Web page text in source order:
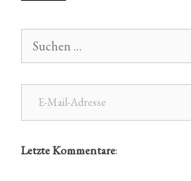
nach:
E-Mail-Adresse
Letzte Kommentare: